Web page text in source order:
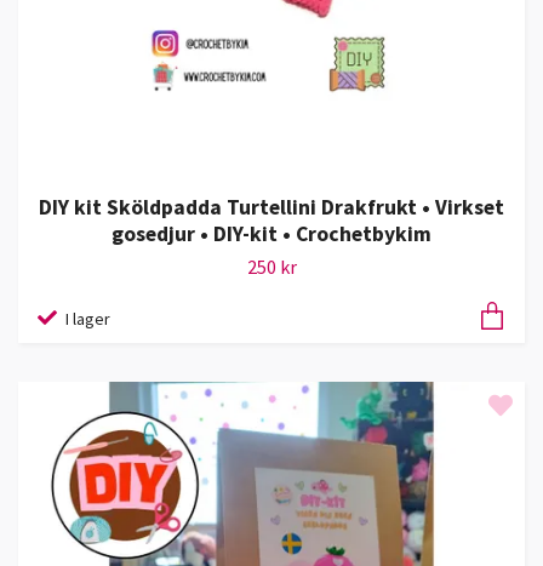
DIY kit Sköldpadda Turtellini Drakfrukt • Virkset
gosedjur • DIY-kit • Crochetbykim
250 kr
I lager